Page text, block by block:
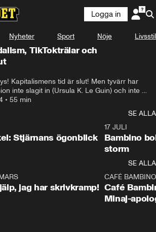
Logga in
Nyheter Sport Nöje Livsstil
TikTokträlar och
Kapitalismens tid är slut! Men tyvärr har
inte slagit in (Ursula K. Le Guin) och inte
Istället är det ett ny-gammalt ekonomiskt
med hjälp av oss själva. DEN
kändisekonom, politiker, författare och
What killed Capitalism?".
• 55 min
SE ALLA
Stjärnans ögonblick
17 JULI
Bambino
storm
SE ALLA
jag har skrivkramp!
CAFÉ BAMBINO
Café
Minaj-